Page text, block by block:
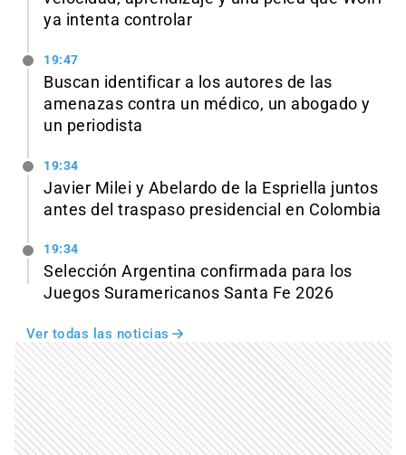
ya intenta controlar
19:47
Buscan identificar a los autores de las
amenazas contra un médico, un abogado y
un periodista
19:34
Javier Milei y Abelardo de la Espriella juntos
antes del traspaso presidencial en Colombia
19:34
Selección Argentina confirmada para los
Juegos Suramericanos Santa Fe 2026
Ver todas las noticias